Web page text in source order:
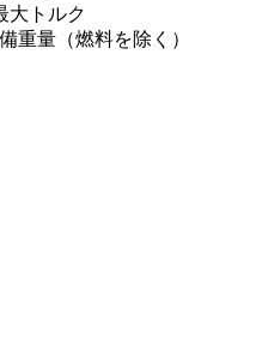
大トルク
重量（燃料を除く）